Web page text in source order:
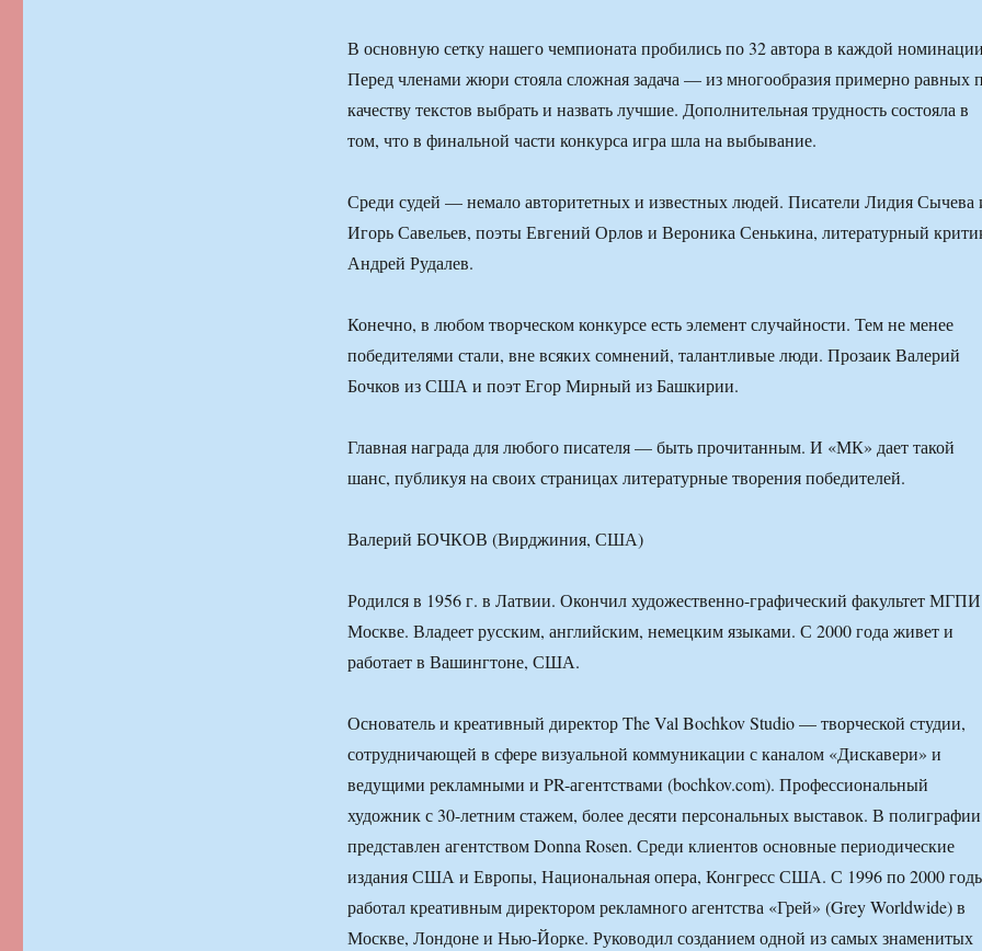
В основную сетку нашего чемпионата пробились по 32 автора в каждой
Перед членами жюри стояла сложная задача — из многообразия примерно равных
качеству текстов выбрать и назвать лучшие. Дополнительная трудность состояла в
том, что в финальной части конкурса игра шла на выбывание.
Среди судей — немало авторитетных и известных людей. Писатели Лидия Сычева
Игорь Савельев, поэты Евгений Орлов и Вероника Сенькина, литературный
Андрей Рудалев.
Конечно, в любом творческом конкурсе есть элемент случайности. Тем не менее
победителями стали, вне всяких сомнений, талантливые люди. Прозаик Валерий
Бочков из США и поэт Егор Мирный из Башкирии.
Главная награда для любого писателя — быть прочитанным. И «МК» дает такой
шанс, публикуя на своих страницах литературные творения победителей.
Валерий БОЧКОВ (Вирджиния, США)
Родился в 1956 г. в Латвии. Окончил художественно-графический факультет
Москве. Владеет русским, английским, немецким языками. С 2000 года живет и
работает в Вашингтоне, США.
Основатель и креативный директор The Val Bochkov Studio — творческой студии,
сотрудничающей в сфере визуальной коммуникации с каналом «Дискавери» и
ведущими рекламными и PR-агентствами (bochkov.com). Профессиональный
художник с 30-летним стажем, более десяти персональных выставок. В полиграфии
представлен агентством Donna Rosen. Среди клиентов основные периодические
издания США и Европы, Национальная опера, Конгресс США. С 1996 по 2000
работал креативным директором рекламного агентства «Грей» (Grey Worldwide) в
Москве, Лондоне и Нью-Йорке. Руководил созданием одной из самых знаменитых